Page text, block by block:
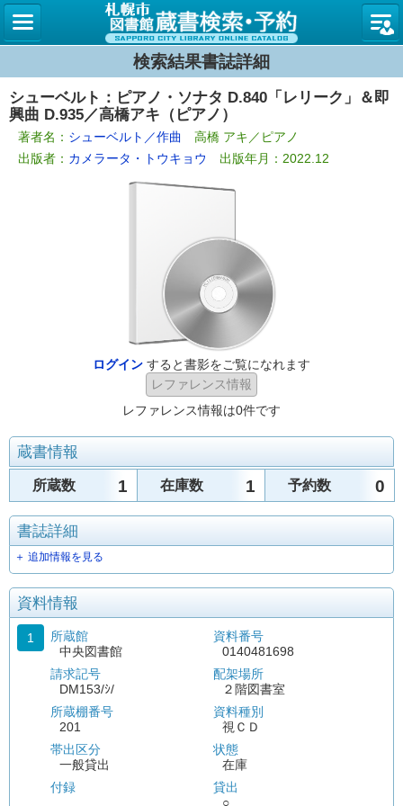
札幌市
検索結果書誌詳細
シューベルト：ピアノ・ソナタ D.840「レリーク」＆即
興曲 D.935／高橋アキ（ピアノ）
著者名： シューベルト／作曲
高橋 アキ／ピアノ
出版者： カメラータ・トウキョウ 出版年月：2022.12
ログイン すると書影をご覧になれます
レファレンス情報は0件です
蔵書情報
所蔵数 1 在庫数 1 予約数 0
書誌詳細
＋ 追加情報を見る
資料情報
1
所蔵館
中央図書館
請求記号
DM153/ｼ/
所蔵棚番号
201
帯出区分
一般貸出
付録
資料番号
0140481698
配架場所
２階図書室
資料種別
視ＣＤ
状態
在庫
貸出
○